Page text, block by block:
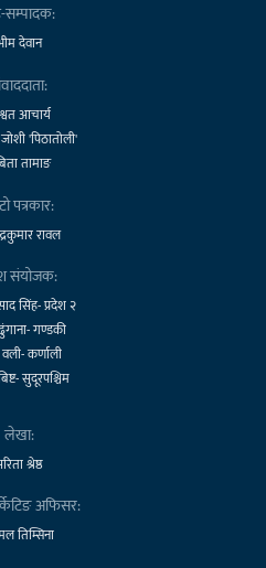
देवान
आचार्य
'पिठातोली'
तामाङ
पत्रकार:
रावल
संयोजक:
सिंह- प्रदेश २
गण्डकी
कर्णाली
सुदूरपश्चिम
लेखा:
श्रेष्ठ
अफिसर:
तिम्सिना